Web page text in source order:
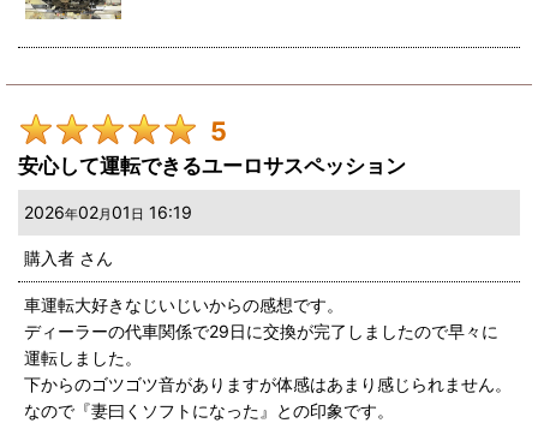
5
安心して運転できるユーロサスペッション
2026年02月 01 日 16:19
購入者 さん
車運転大好きなじいじいからの感想です。
ディーラーの代車関係で29日に交換が完了しましたので早々に
運転しました。
下からのゴツゴツ音がありますが体感はあまり感じられません。
なので『妻曰くソフトになった』との印象です。